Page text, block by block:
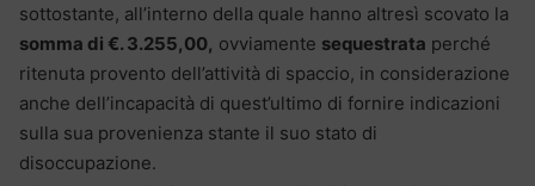
sottostante, all’interno della quale hanno altresì scovato la
somma di €. 3.255,00, ovviamente sequestrata perché
ritenuta provento dell’attività di spaccio, in considerazione
anche dell’incapacità di quest’ultimo di fornire indicazioni
sulla sua provenienza stante il suo stato di
disoccupazione.